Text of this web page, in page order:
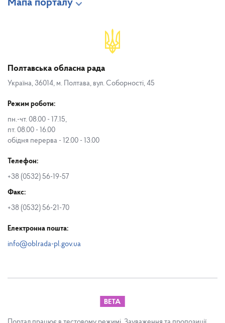
Мапа порталу
Полтавська обласна рада
Україна, 36014, м. Полтава, вул. Соборності, 45
Режим роботи:
пн.-чт. 08.00 - 17.15,
пт. 08.00 - 16.00
обідня перерва - 12.00 - 13.00
Телефон:
+38 (0532) 56-19-57
Факс:
+38 (0532) 56-21-70
Електронна пошта:
info@oblrada-pl.gov.ua